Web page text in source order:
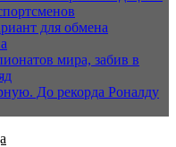
для обмена
мира, забив в
До рекорда Роналду